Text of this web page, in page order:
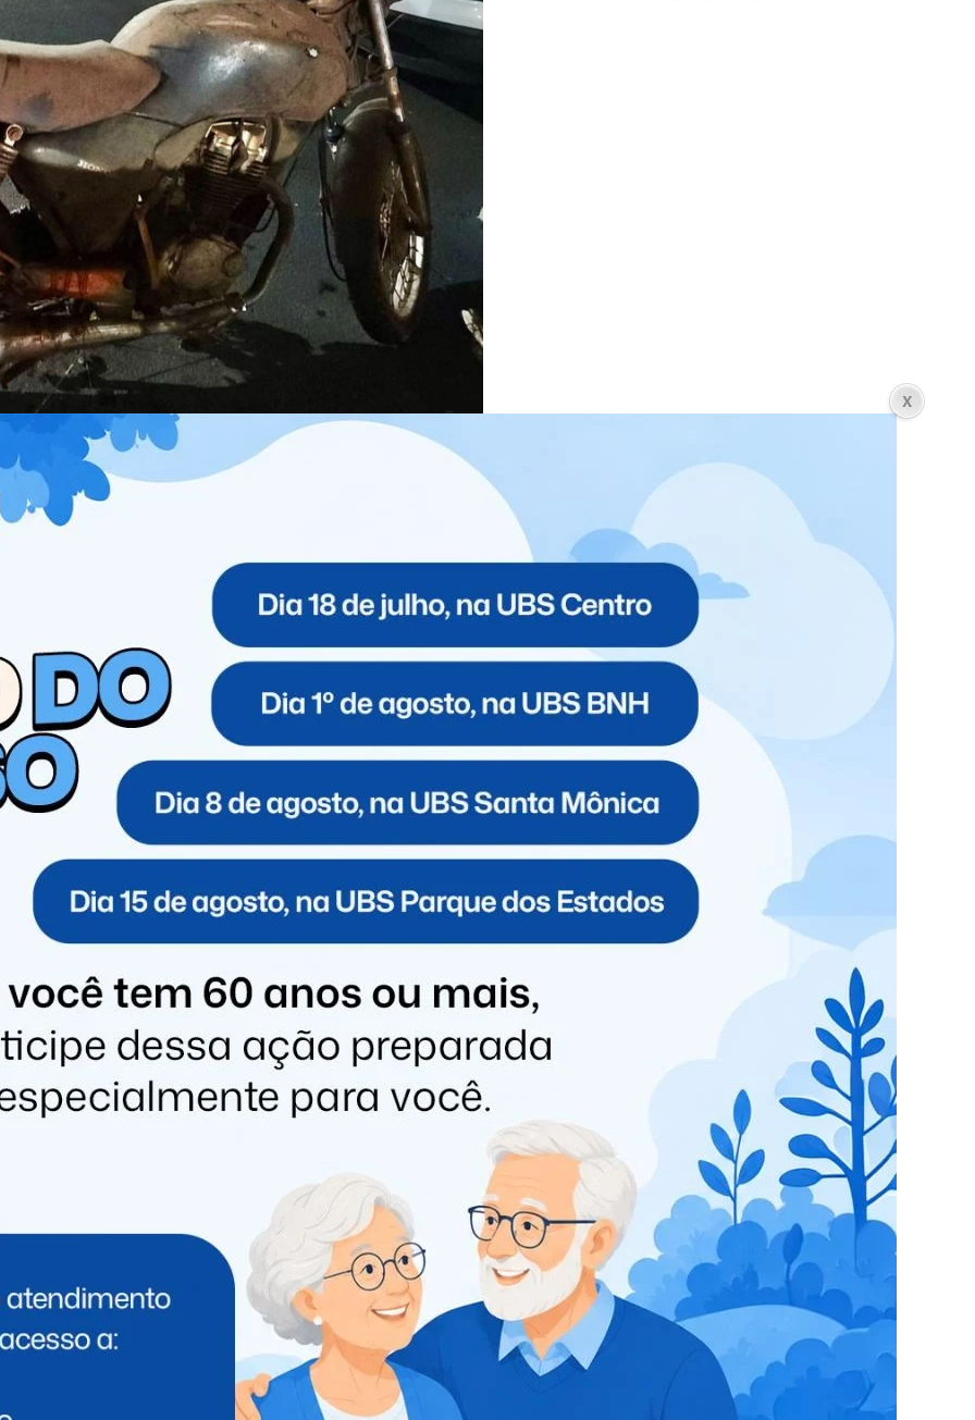
do lago Igapó, em
corda no lago, puxou e o veículo apareceu.
à Avenida Presidente Castelo Branco. Após
(PM), que foi até o local e retirou o veículo do
para roubo ou furto. Ela foi levada para a delegacia
estar enroscada em outro objeto no fundo do
e mergulharam no local, mas só encontraram
no lago e a quem ela pertence.